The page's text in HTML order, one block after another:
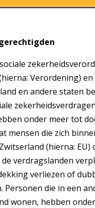
Verordening) en
en andere staten
onder meer tot
mensen die zich
(hierna: EU)
verdragslanden
verliezen of
Personen die in een
wonen, hebben